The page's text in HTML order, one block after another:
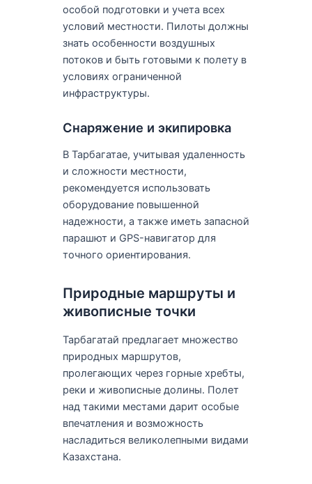
особой подготовки и учета всех
условий местности. Пилоты должны
знать особенности воздушных
потоков и быть готовыми к полету в
условиях ограниченной
инфраструктуры.
Снаряжение и экипировка
В Тарбагатае, учитывая удаленность
и сложности местности,
рекомендуется использовать
оборудование повышенной
надежности, а также иметь запасной
парашют и GPS-навигатор для
точного ориентирования.
Природные маршруты и
живописные точки
Тарбагатай предлагает множество
природных маршрутов,
пролегающих через горные хребты,
реки и живописные долины. Полет
над такими местами дарит особые
впечатления и возможность
насладиться великолепными видами
Казахстана.